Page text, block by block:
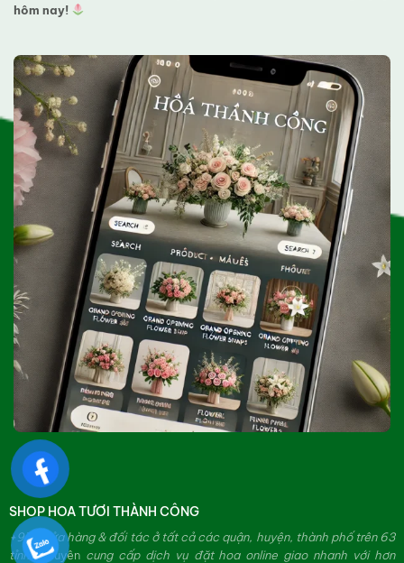
hôm nay!
SHOP HOA TƯƠI THÀNH CÔNG
+979 cửa hàng & đối tác ở tất cả các quận, huyện, thành phố trên 63
tỉnh.Chuyêncung cấp dịch vụ đặt hoa online giao nhanh với hơn